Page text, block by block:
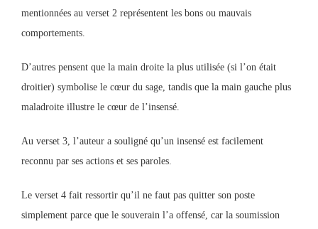
mentionnées au verset 2 représentent les bons ou mauvais
comportements.
D’autres pensent que la main droite la plus utilisée (si l’on était
droitier) symbolise le cœur du sage, tandis que la main gauche plus
maladroite illustre le cœur de l’insensé.
Au verset 3, l’auteur a souligné qu’un insensé est facilement
reconnu par ses actions et ses paroles.
Le verset 4 fait ressortir qu’il ne faut pas quitter son poste
simplement parce que le souverain l’a offensé, car la soumission